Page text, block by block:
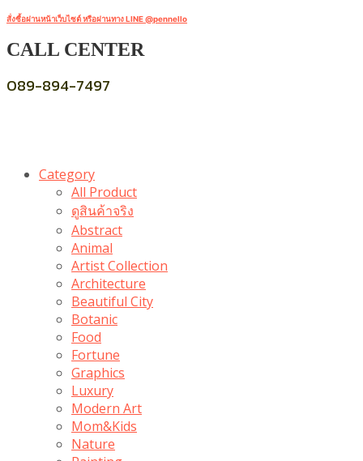
สั่งซื้อผ่านหน้าเว็บไซต์ หรือผ่านทาง LINE @pennello
CALL CENTER
089-894-7497
Category
All Product
ดูสินค้าจริง
Abstract
Animal
Artist Collection
Architecture
Beautiful City
Botanic
Food
Fortune
Graphics
Luxury
Modern Art
Mom&Kids
Nature